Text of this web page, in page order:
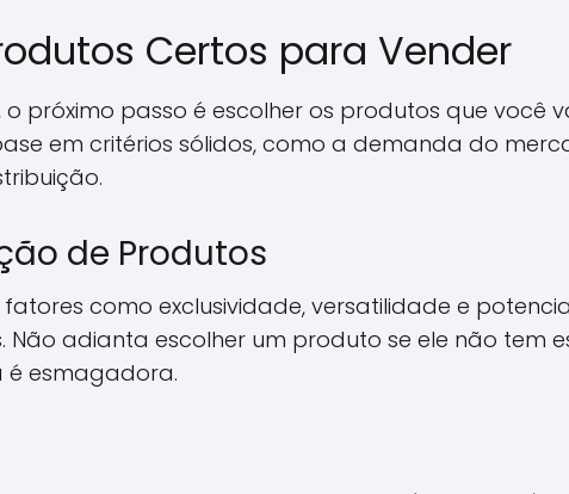
Certos para Vender
próximo passo é escolher os produtos que você
em critérios sólidos, como a demanda do
de Produtos
como exclusividade, versatilidade e
adianta escolher um produto se ele não tem
é esmagadora.